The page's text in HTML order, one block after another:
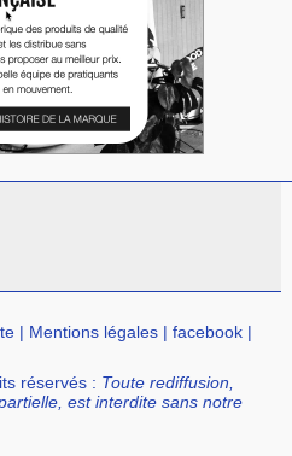
| Mentions légales |facebook |
réservés : Toute rediffusion,
est interdite sans notre